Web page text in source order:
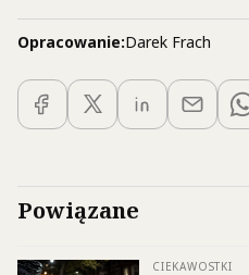
Opracowanie:Darek Frach
Powiązane
CIEKAWOSTKI